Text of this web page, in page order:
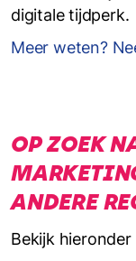
digitale tijdperk.
Meer weten?
OP ZOEK
ANDERE
Bekijk